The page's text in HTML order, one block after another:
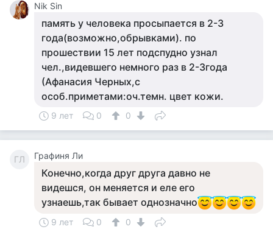
Nik Sin
память у человека просыпается в 2-3
года(возможно,обрывками). по
прошествии 15 лет подспудно узнал
чел.,видевшего немного раз в 2-3года
(Афанасия Черных,с
особ.приметами:оч.темн. цвет кожи.
9 лет 0 0
ГЛ Графиня Ли
Конечно,когда друг друга давно не
видешся, он меняется и еле его
узнаешь,так бывает однозначно
9 лет 0 0